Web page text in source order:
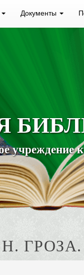
Документы
учреждение